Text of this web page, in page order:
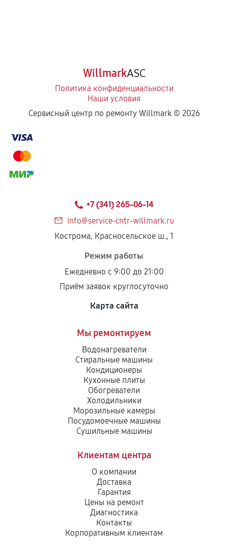
WillmarkASC
Политика конфиденциальности
Наши условия
Сервисный центр по ремонту Willmark © 2026
+7 (341) 265-06-14
info@service-cntr-willmark.ru
Кострома, Красносельское ш., 1
Режим работы
Ежедневно с 9:00 до 21:00
Приём заявок круглосуточно
Карта сайта
Мы ремонтируем
Водонагреватели
Стиральные машины
Кондиционеры
Кухонные плиты
Обогреватели
Холодильники
Морозильные камеры
Посудомоечные машины
Сушильные машины
Клиентам центра
О компании
Доставка
Гарантия
Цены на ремонт
Диагностика
Контакты
Корпоративным клиентам